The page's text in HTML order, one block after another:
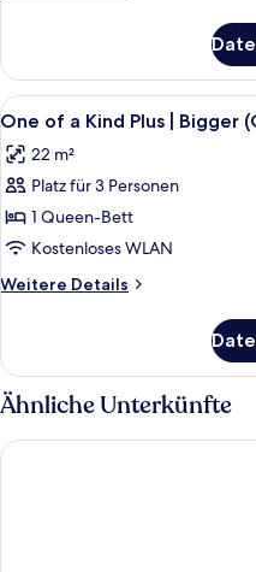
Bigger
(Queen)
anzeigen
Of
A
Kind
Bigger
(Queen)
Alle
Fotos
für
One
of
a
Kind
Plus
Bigger
(Queen)
anzeigen
12
One of a Kind Plus | Bigger
22 m²
Platz für 3 Personen
1 Queen-Bett
Kostenloses WLAN
Weitere Details
Weitere
of
a
Kind
|
Ähnliche Unterkünfte
MOXY Frankfurt East